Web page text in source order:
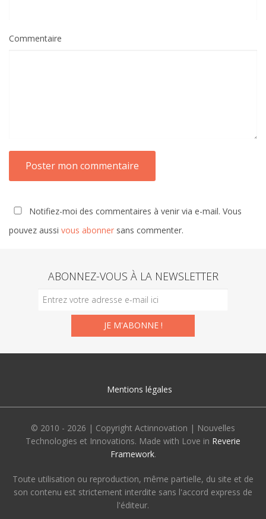
Commentaire
Notifiez-moi des commentaires à venir via e-mail. Vous
pouvez aussi vous abonner sans commenter.
ABONNEZ-VOUS À LA NEWSLETTER
Mentions légales
© 2010 - 2026 | Copyright Actinnovation | Nouvelles
Technologies et Innovations. Made with Love in Reverie
Framework.
Toute utilisation ou reproduction, même partielle, du site et de
son contenu est strictement interdite sans l'accord express de
l'éditeur.